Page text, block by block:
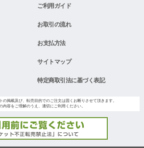
ご利用ガイド
お取引の流れ
お支払方法
サイトマップ
特定商取引法に基づく表記
の掲載及び、転売目的でのご注文は固くお断りさせて頂きます。
内容をご理解のうえ、適切にご利用ください。